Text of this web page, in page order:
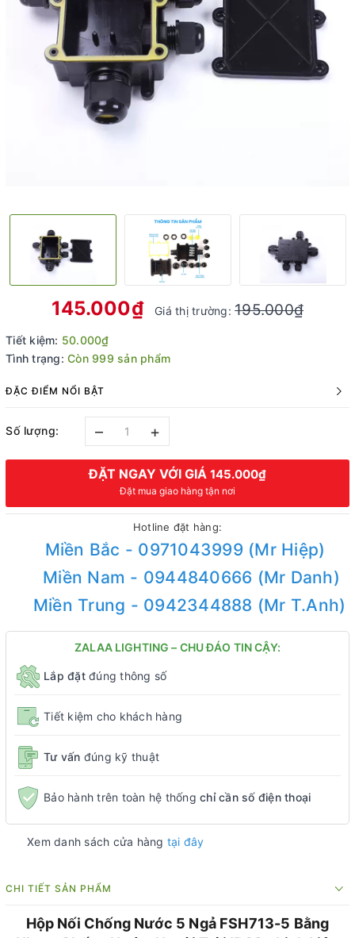
145.000₫ Giá thị trường:195.000₫
Tiết kiệm: 50.000₫
Tình trạng: Còn 999 sản phẩm
ĐẶC ĐIỂM NỔI BẬT
Số lượng: – +
ĐẶT NGAY VỚI GIÁ 145.000₫
Đặt mua giao hàng tận nơi
Hotline đặt hàng:
Miền Bắc - 0971043999 (Mr Hiệp)
Miền Nam - 0944840666 (Mr Danh)
Miền Trung - 0942344888 (Mr T.Anh)
ZALAA LIGHTING – CHU ĐÁO TIN CẬY:
Lắp đặtđúng thông số
Tiết kiệm cho khách hàng
Tư vấn đúng kỹ thuật
Bảo hành trên toàn hệ thống chỉ cần số điện thoại
Xem danh sách cửa hàng tại đây
CHI TIẾT SẢN PHẨM
Hộp Nối Chống Nước 5 Ngả FSH713-5 Bằng